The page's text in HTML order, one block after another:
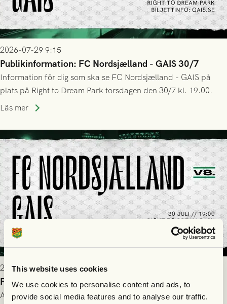
This website uses cookies
We use cookies to personalise content and ads, to
provide social media features and to analyse our traffic.
2026-07-29 9:15
Publikinformation: FC Nordsjælland - GAIS 30/7
Information för dig som ska se FC Nordsjælland - GAIS på
plats på Right to Dream Park torsdagen den 30/7 kl. 19.00.
Läs mer
2026-07-28 17:36
FC Nordsjælland borta: Biljettuthämtning
All information om hur du byter ditt värdebevis mot